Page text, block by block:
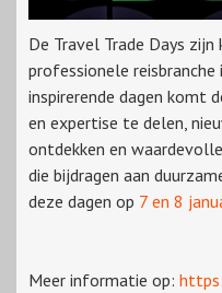
De Travel Trade Days
professionele reisbranche
inspirerende dagen komt
en expertise te delen,
ontdekken en
die bijdragen aan
deze dagen op 7 en 8
Meer informatie op: